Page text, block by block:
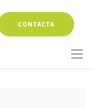
CONTACTA